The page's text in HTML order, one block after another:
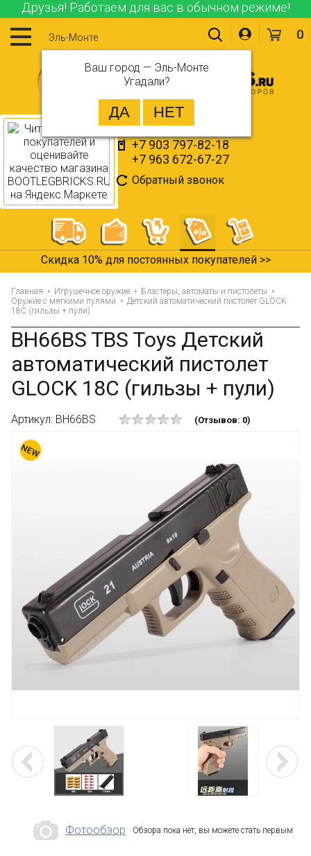
Друзья! Работаем для вас в обычном режиме!
Эль-Монте
Ваш город — Эль-Монте
Угадали?
+7 903 797-82-18
+7 963 672-67-27
Обратный звонок
0
Скидка 10% для постоянных покупателей >>
Главная Игрушечное оружие
Бластеры, автоматы и пистолеты
Оружие с мягкими пулями
Детский автоматический пистолет GLOCK
18C (гильзы + пули)
BH66BS TBS Toys Детский
автоматический пистолет
GLOCK 18C (гильзы + пули)
Артикул: BH66BS (Отзывов: 0)
Фотообзор Обзора пока нет, вы можете стать первым